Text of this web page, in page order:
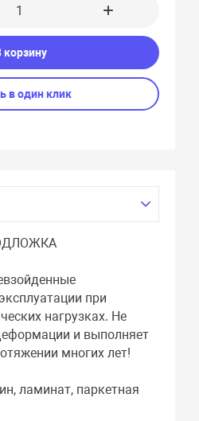
корзину
в один клик
при
нагрузках. Не
и выполняет
многих лет!
ламинат, паркетная